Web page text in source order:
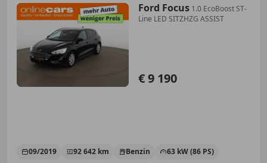
Ford Focus 1.0 EcoBoost ST-
Line LED SITZHZG ASSIST
€ 9 190
09/2019 92 642 km Benzin
63 kW (86 PS)